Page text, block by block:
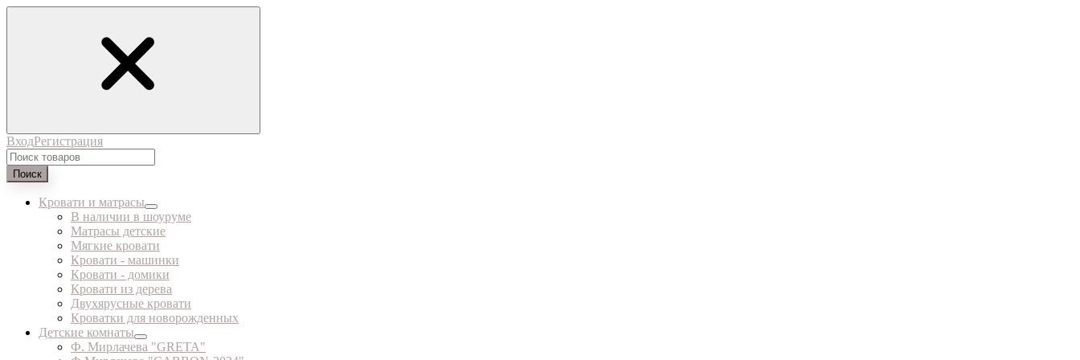
ВходРегистрация
Поиск
Кровати и матрасы
В наличии в шоуруме
Матрасы детские
Мягкие кровати
Кровати - машинки
Кровати - домики
Кровати из дерева
Двухярусные кровати
Кроватки для новорожденных
Детские комнаты
Ф. Мирлачева "GRETA"